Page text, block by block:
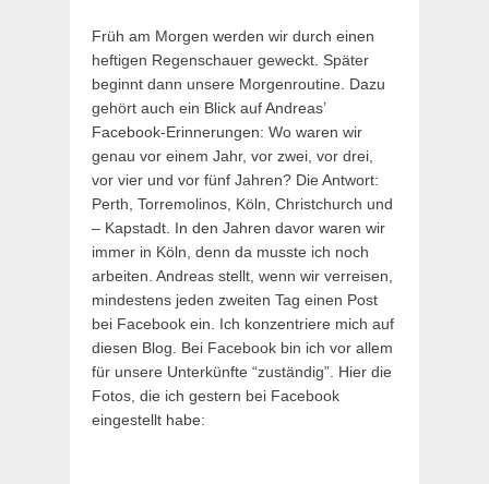
Früh am Morgen werden wir durch einen
heftigen Regenschauer geweckt. Später
beginnt dann unsere Morgenroutine. Dazu
gehört auch ein Blick auf Andreas’
Facebook-Erinnerungen: Wo waren wir
genau vor einem Jahr, vor zwei, vor drei,
vor vier und vor fünf Jahren? Die Antwort:
Perth, Torremolinos, Köln, Christchurch und
– Kapstadt. In den Jahren davor waren wir
immer in Köln, denn da musste ich noch
arbeiten. Andreas stellt, wenn wir verreisen,
mindestens jeden zweiten Tag einen Post
bei Facebook ein. Ich konzentriere mich auf
diesen Blog. Bei Facebook bin ich vor allem
für unsere Unterkünfte “zuständig”. Hier die
Fotos, die ich gestern bei Facebook
eingestellt habe: